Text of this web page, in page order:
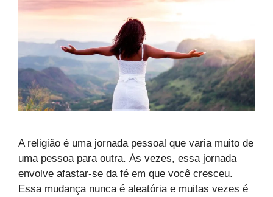
A religião é uma jornada pessoal que varia muito de
uma pessoa para outra. Às vezes, essa jornada
envolve afastar-se da fé em que você cresceu.
Essa mudança nunca é aleatória e muitas vezes é